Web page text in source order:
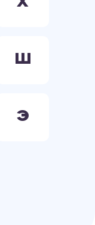
Ш
Э